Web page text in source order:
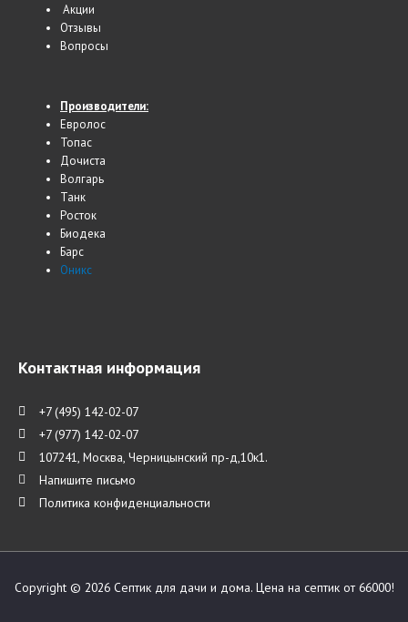
Акции
Отзывы
Вопросы
Производители:
Евролос
Топас
Дочиста
Волгарь
Танк
Росток
Биодека
Барс
Оникс
Контактная информация
+7 (495) 142-02-07
+7 (977) 142-02-07
107241, Москва, Черницынский пр-д,10к1.
Напишите письмо
Политика конфиденциальности
Copyright © 2026 Септик для дачи и дома. Цена на септик от 66000!